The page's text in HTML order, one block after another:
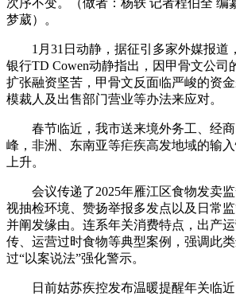
梦葳）。
1月31日动静，据征引多家外媒报道
银行TD Cowen动静指出，因甲骨文公司
扩张融资坚苦，甲骨文反面临严峻的资
模裁人及出售部门营业等办法来应对。
春节临近，我市送来境外务工、经商
峰，非洲、东南亚等疟疾高发地域的输
上升。
会议传递了2025年雁江区食物发卖监
视抽检环境、赞扬举报多发点以及日常
并阐发缘由。连系年关消费特点，出产
传、运营过时食物等典型案例，强调此
过“以案说法”强化警示。
日前姑苏疾控发布温暖提醒年关临近